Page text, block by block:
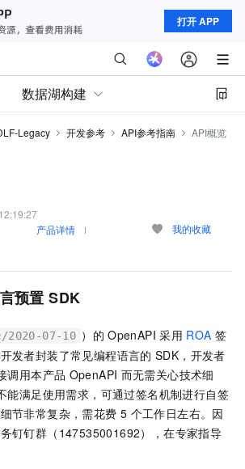
打开 APP
数据湖构建
Legacy 开发参考 API参考指南 API概览
产品详情 我的收藏
预置 SDK
2020-07-10 ）的 OpenAPI 采用 ROA 签
发者封装了常见编程语言的 SDK，开发者
调用本产品 OpenAPI 而无需关心技术细
能满足使用需求，可通过签名机制进行自签
节非常复杂，需花费 5 个工作日左右。因
钉钉群（147535001692），在专家指导